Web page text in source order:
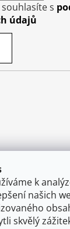
k
našich
skvělý
s
údajů